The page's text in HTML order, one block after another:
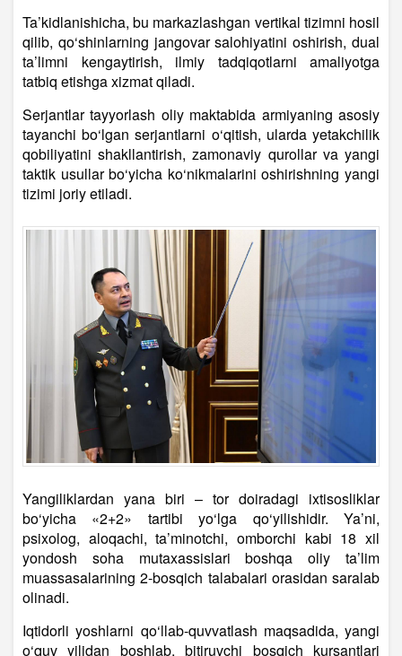
Ta’kidlanishicha, bu markazlashgan vertikal tizimni hosil
qilib, qo‘shinlarning jangovar salohiyatini oshirish, dual
ta’limni kengaytirish, ilmiy tadqiqotlarni amaliyotga
tatbiq etishga xizmat qiladi.
Serjantlar tayyorlash oliy maktabida armiyaning asosiy
tayanchi bo‘lgan serjantlarni o‘qitish, ularda yetakchilik
qobiliyatini shakllantirish, zamonaviy qurollar va yangi
taktik usullar bo‘yicha ko‘nikmalarini oshirishning yangi
tizimi joriy etiladi.
Yangiliklardan yana biri – tor doiradagi ixtisosliklar
bo‘yicha «2+2» tartibi yo‘lga qo‘yilishidir. Ya’ni,
psixolog, aloqachi, ta’minotchi, omborchi kabi 18 xil
yondosh soha mutaxassislari boshqa oliy ta’lim
muassasalarining 2-bosqich talabalari orasidan saralab
olinadi.
Iqtidorli yoshlarni qo‘llab-quvvatlash maqsadida, yangi
o‘quv yilidan boshlab, bitiruvchi bosqich kursantlari